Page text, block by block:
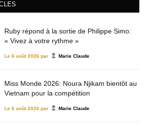
Ruby répond à la sortie de Philippe Simo:
« Vivez à votre rythme »
Le 6 août 2026 par Marie Claude
Miss Monde 2026: Noura Njikam bientôt au
Vietnam pour la compétition
Le 6 août 2026 par Marie Claude